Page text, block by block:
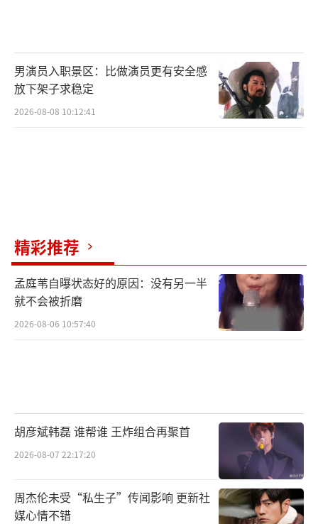
男演员入职景区：比做演员更有安全感
放下架子求稳定
2026-08-08 10:12:41
精彩推荐
孟庭苇自曝状态好的原因：没有另一半
就不会被折磨
2026-08-06 10:57:40
胡彦斌韩磊 谁帮谁 王炸组合再聚首
2026-08-07 22:17:20
周杰伦未受“私生子”传闻影响 更新社
媒心情不错